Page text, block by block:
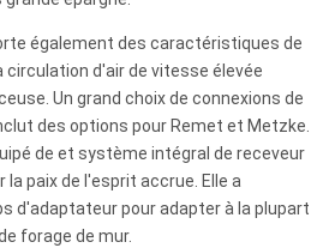
également des caractéristiques de
circulation d'air de vitesse élevée
Un grand choix de connexions de
des options pour Remet et Metzke.
de et système intégral de receveur
la paix de l'esprit accrue. Elle a
d'adaptateur pour adapter à la plupart
forage de mur.